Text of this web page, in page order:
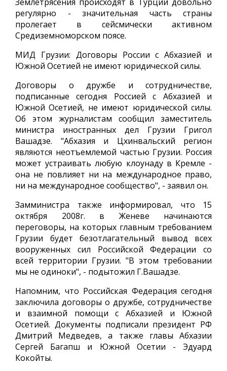
регулярно - значительная часть страны
пролегает в сейсмически активном
Средиземноморском поясе.
МИД Грузии: Договоры России с Абхазией и
Южной Осетией не имеют юридической силы.
Договоры о дружбе и сотрудничестве,
подписанные сегодня Россией с Абхазией и
Южной Осетией, не имеют юридической силы.
Об этом журналистам сообщил заместитель
министра иностранных дел Грузии Григол
Вашадзе. "Абхазия и Цхинвальский регион
являются неотъемлемой частью Грузии. Россия
может устраивать любую клоунаду в Кремле -
она не повлияет ни на международное право,
ни на международное сообщество", - заявил он.
Замминистра также информировал, что 15
октября 2008г. в Женеве начинаются
переговоры, на которых главным требованием
Грузии будет безотлагательный вывод всех
вооруженных сил Российской Федерации со
всей территории Грузии. "В этом требовании
мы не одиноки", - подытожил Г.Вашадзе.
Напомним, что Российская Федерация сегодня
заключила договоры о дружбе, сотрудничестве
и взаимной помощи с Абхазией и Южной
Осетией. Документы подписали президент РФ
Дмитрий Медведев, а также главы Абхазии
Сергей Багапш и Южной Осетии - Эдуард
Кокойты.